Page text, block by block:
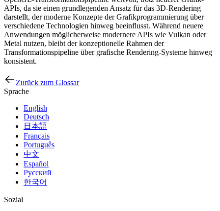
APIs, da sie einen grundlegenden Ansatz für das 3D-Rendering
darstellt, der moderne Konzepte der Grafikprogrammierung über
verschiedene Technologien hinweg beeinflusst. Während neuere
Anwendungen möglicherweise modernere APIs wie Vulkan oder
Metal nutzen, bleibt der konzeptionelle Rahmen der
Transformationspipeline über grafische Rendering-Systeme hinweg
konsistent.
Zurück zum Glossar
Sprache
English
Deutsch
日本語
Français
Português
中文
Español
Русский
한국어
Sozial